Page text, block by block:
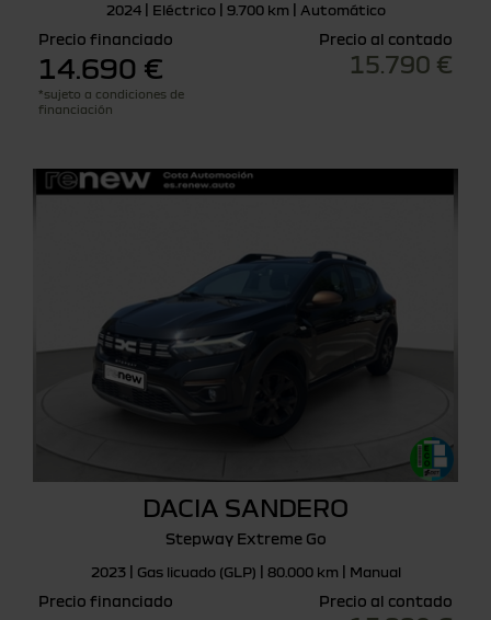
2024 | Eléctrico | 9.700 km | Automático
Precio financiado
14.690 €
*sujeto a condiciones de
financiación
Precio al contado
15.790 €
DACIA SANDERO
Stepway Extreme Go
2023 | Gas licuado (GLP) | 80.000 km | Manual
Precio financiado Precio al contado